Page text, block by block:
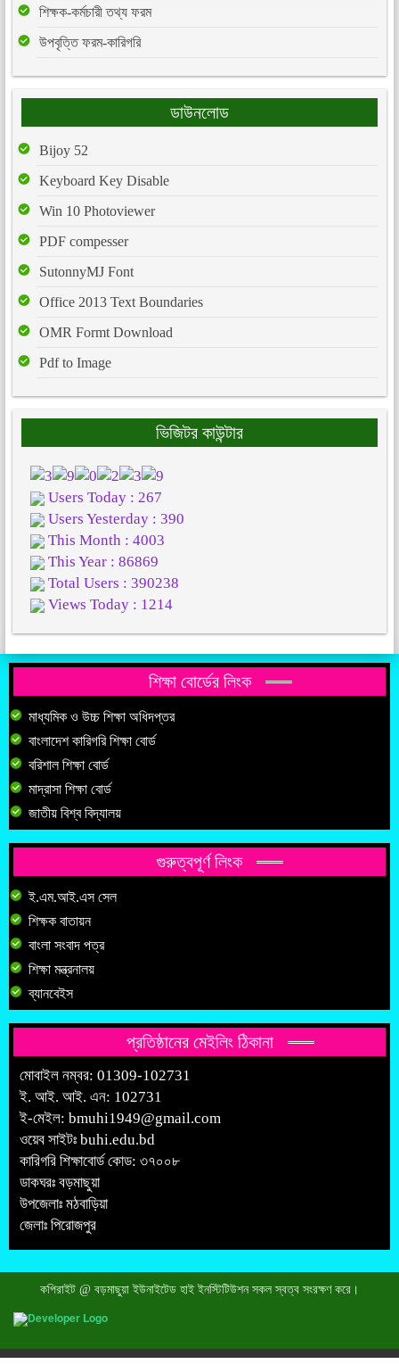
শিক্ষক-কর্মচারী তথ্য ফরম
উপবৃত্তি ফরম-কারিগরি
ডাউনলোড
Bijoy 52
Keyboard Key Disable
Win 10 Photoviewer
PDF compesser
SutonnyMJ Font
Office 2013 Text Boundaries
OMR Formt Download
Pdf to Image
ভিজিটর কাউন্টার
Users Today : 267
Users Yesterday : 390
This Month : 4003
This Year : 86869
Total Users : 390238
Views Today : 1214
শিক্ষা বোর্ডের লিংক
মাধ্যমিক ও উচ্চ শিক্ষা অধিদপ্তর
বাংলাদেশ কারিগরি শিক্ষা বোর্ড
বরিশাল শিক্ষা বোর্ড
মাদ্রাসা শিক্ষা বোর্ড
জাতীয় বিশ্ব বিদ্যালয়
গুরুত্বপূর্ণ লিংক
ই.এম.আই.এস সেল
শিক্ষক বাতায়ন
বাংলা সংবাদ পত্র
শিক্ষা মন্ত্রনালয়
ব্যানবেইস
প্রতিষ্ঠানের মেইলিং ঠিকানা
মোবাইল নম্বর: 01309-102731
ই. আই. আই. এন: 102731
ই-মেইল: bmuhi1949@gmail.com
ওয়েব সাইটঃ buhi.edu.bd
কারিগরি শিক্ষাবোর্ড কোড: ৩৭০০৮
ডাকঘরঃ বড়মাছুয়া
উপজেলাঃ মঠবাড়িয়া
জেলাঃ পিরোজপুর
কপিরাইট @ বড়মাছুয়া ইউনাইটেড হাই ইনস্টিটিউশন সকল স্বত্ব সংরক্ষণ করে।